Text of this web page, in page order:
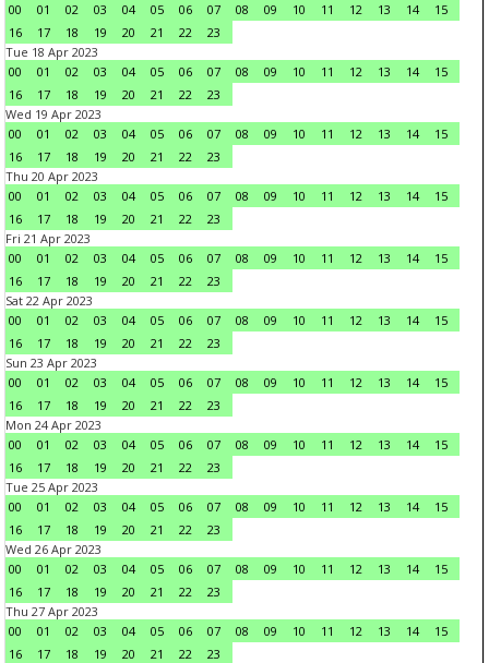
00
01 02 03 04 05 06 07 08 09 10 11 12 13 14
15
16
17 18 19 20 21 22
23
Tue 18 Apr 2023
00
01 02 03 04 05 06 07 08 09 10 11 12 13 14
15
16
17 18 19 20 21 22
23
Wed 19 Apr 2023
00
01 02 03 04 05 06 07 08 09 10 11 12 13 14
15
16
17 18 19 20 21 22
23
Thu 20 Apr 2023
00
01 02 03 04 05 06 07 08 09 10 11 12 13 14
15
16
17 18 19 20 21 22
23
Fri 21 Apr 2023
00
01 02 03 04 05 06 07 08 09 10 11 12 13 14
15
16
17 18 19 20 21 22
23
Sat 22 Apr 2023
00
01 02 03 04 05 06 07 08 09 10 11 12 13 14
15
16
17 18 19 20 21 22
23
Sun 23 Apr 2023
00
01 02 03 04 05 06 07 08 09 10 11 12 13 14
15
16
17 18 19 20 21 22
23
Mon 24 Apr 2023
00
01 02 03 04 05 06 07 08 09 10 11 12 13 14
15
16
17 18 19 20 21 22
23
Tue 25 Apr 2023
00
01 02 03 04 05 06 07 08 09 10 11 12 13 14
15
16
17 18 19 20 21 22
23
Wed 26 Apr 2023
00
01 02 03 04 05 06 07 08 09 10 11 12 13 14
15
16
17 18 19 20 21 22
23
Thu 27 Apr 2023
00
01 02 03 04 05 06 07 08 09 10 11 12 13 14
15
16
17 18 19 20 21 22
23